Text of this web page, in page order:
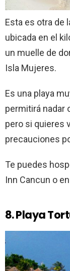
Esta es otra de
ubicada en el
un muelle de
Isla Mujeres.
Es una playa
permitirá nadar
pero si quieres
precauciones
Te puedes
Inn Cancun o
8. Playa